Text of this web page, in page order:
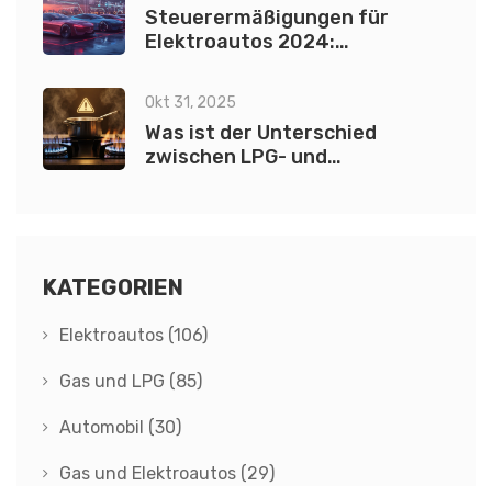
Steuerermäßigungen für
Elektroautos 2024:
Sparpotenzial
Okt 31, 2025
Was ist der Unterschied
zwischen LPG- und
KATEGORIEN
Elektroautos (106)
Gas und LPG (85)
Automobil (30)
Gas und Elektroautos (29)